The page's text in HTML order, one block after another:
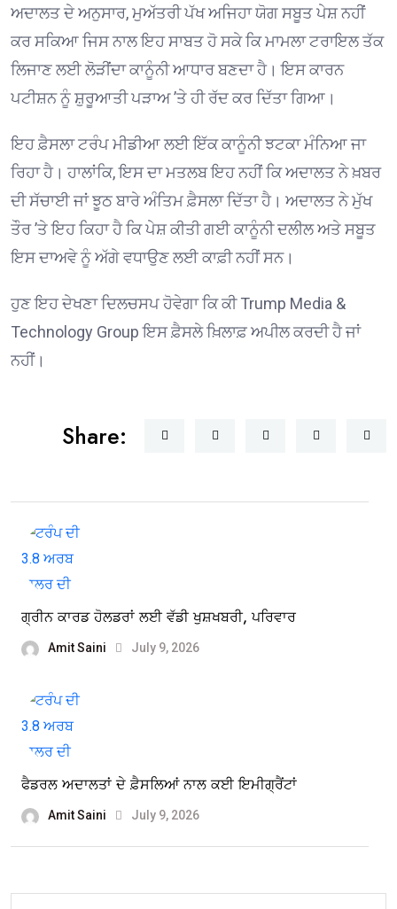
ਅਦਾਲਤ ਦੇ ਅਨੁਸਾਰ, ਮੁਅੱਤਰੀ ਪੱਖ ਅਜਿਹਾ ਯੋਗ ਸਬੂਤ ਪੇਸ਼ ਨਹੀਂ
ਕਰ ਸਕਿਆ ਜਿਸ ਨਾਲ ਇਹ ਸਾਬਤ ਹੋ ਸਕੇ ਕਿ ਮਾਮਲਾ ਟਰਾਇਲ ਤੱਕ
ਲਿਜਾਣ ਲਈ ਲੋੜੀਂਦਾ ਕਾਨੂੰਨੀ ਆਧਾਰ ਬਣਦਾ ਹੈ। ਇਸ ਕਾਰਨ
ਪਟੀਸ਼ਨ ਨੂੰ ਸ਼ੁਰੂਆਤੀ ਪੜਾਅ ’ਤੇ ਹੀ ਰੱਦ ਕਰ ਦਿੱਤਾ ਗਿਆ।
ਇਹ ਫ਼ੈਸਲਾ ਟਰੰਪ ਮੀਡੀਆ ਲਈ ਇੱਕ ਕਾਨੂੰਨੀ ਝਟਕਾ ਮੰਨਿਆ ਜਾ
ਰਿਹਾ ਹੈ। ਹਾਲਾਂਕਿ, ਇਸ ਦਾ ਮਤਲਬ ਇਹ ਨਹੀਂ ਕਿ ਅਦਾਲਤ ਨੇ ਖ਼ਬਰ
ਦੀ ਸੱਚਾਈ ਜਾਂ ਝੂਠ ਬਾਰੇ ਅੰਤਿਮ ਫ਼ੈਸਲਾ ਦਿੱਤਾ ਹੈ। ਅਦਾਲਤ ਨੇ ਮੁੱਖ
ਤੌਰ ’ਤੇ ਇਹ ਕਿਹਾ ਹੈ ਕਿ ਪੇਸ਼ ਕੀਤੀ ਗਈ ਕਾਨੂੰਨੀ ਦਲੀਲ ਅਤੇ ਸਬੂਤ
ਇਸ ਦਾਅਵੇ ਨੂੰ ਅੱਗੇ ਵਧਾਉਣ ਲਈ ਕਾਫ਼ੀ ਨਹੀਂ ਸਨ।
ਹੁਣ ਇਹ ਦੇਖਣਾ ਦਿਲਚਸਪ ਹੋਵੇਗਾ ਕਿ ਕੀ Trump Media &
Technology Group ਇਸ ਫ਼ੈਸਲੇ ਖ਼ਿਲਾਫ਼ ਅਪੀਲ ਕਰਦੀ ਹੈ ਜਾਂ
ਨਹੀਂ।
Share:
ਗ੍ਰੀਨ ਕਾਰਡ ਹੋਲਡਰਾਂ ਲਈ ਵੱਡੀ ਖੁਸ਼ਖਬਰੀ, ਪਰਿਵਾਰ
Amit Saini July 9, 2026
ਫੈਡਰਲ ਅਦਾਲਤਾਂ ਦੇ ਫ਼ੈਸਲਿਆਂ ਨਾਲ ਕਈ ਇਮੀਗ੍ਰੈਂਟਾਂ
Amit Saini July 9, 2026